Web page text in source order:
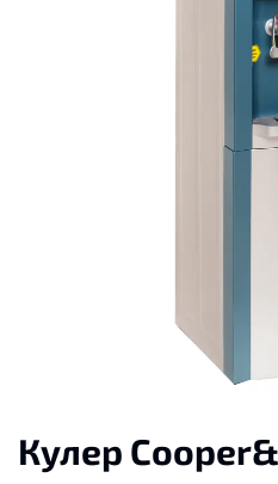
Кулер